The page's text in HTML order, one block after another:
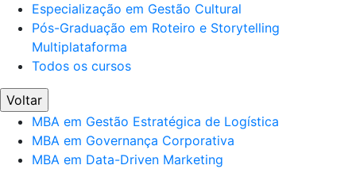
Especialização em Gestão Cultural
Pós-Graduação em Roteiro e Storytelling
Multiplataforma
Todos os cursos
Voltar
MBA em Gestão Estratégica de Logística
MBA em Governança Corporativa
MBA em Data-Driven Marketing